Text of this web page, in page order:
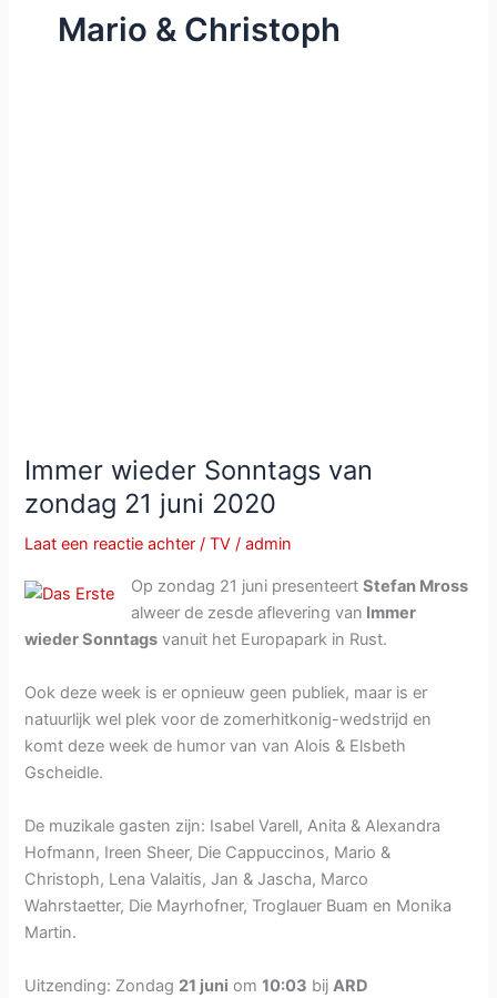
Mario & Christoph
Immer wieder Sonntags van
zondag 21 juni 2020
Laat een reactie achter /TV /admin
Op zondag 21 juni presenteertStefan Mross
alweer de zesde aflevering van Immer
wieder Sonntags vanuit het Europapark in Rust.
Ook deze week is er opnieuw geen publiek, maar is er
natuurlijk wel plek voor de zomerhitkonig-wedstrijd en
komt deze week de humor van van Alois & Elsbeth
Gscheidle.
De muzikale gasten zijn: Isabel Varell, Anita & Alexandra
Hofmann, Ireen Sheer, Die Cappuccinos, Mario &
Christoph, Lena Valaitis, Jan & Jascha, Marco
Wahrstaetter, Die Mayrhofner, Troglauer Buam en Monika
Martin.
Uitzending: Zondag 21 juni om10:03 bijARD